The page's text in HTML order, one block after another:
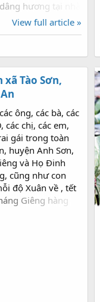
hương tại nhà
ông Trưởng họ
View full article »
Tào Sơn,
ông, các bà, các
các chị, các em,
gái trong toàn
huyện Anh Sơn,
và Họ Đinh
cũng như con
độ Xuân về , tết
Giêng hàng